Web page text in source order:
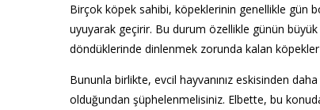
Birçok köpek sahibi, köpeklerinin genellikle gün
uyuyarak geçirir. Bu durum özellikle günün
döndüklerinde dinlenmek zorunda kalan
Bununla birlikte, evcil hayvanınız eskisinden
olduğundan şüphelenmelisiniz. Elbette, bu